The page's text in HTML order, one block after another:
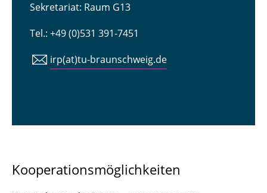
Sekretariat: Raum G13
Tel.: +49 (0)531 391-7451
irp(at)tu-braunschweig.de
Kooperationsmöglichkeiten